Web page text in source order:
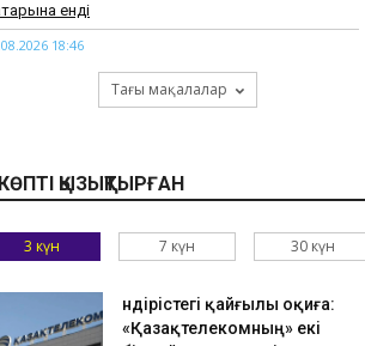
енді
18:46
Нұрай Серікбайдың туыстары
10 миллиард теңге моральдық
тобының әншісі Кенжебек Жанәбілов
18:20
әшкереленді
18:07
Тағы мақалалар
КӨПТІ ҚЫЗЫҚТЫРҒАН
3 күн 7 күн 30 күн
Өндірістегі қайғылы оқиға:
«Қазақтелекомның» екі